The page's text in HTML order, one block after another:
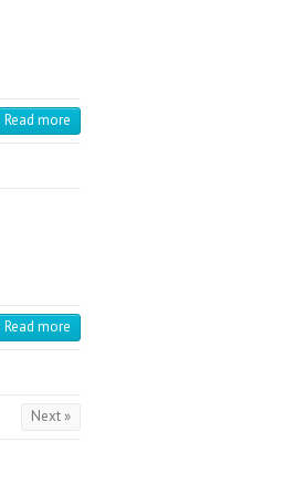
Read more
Read more
Next »